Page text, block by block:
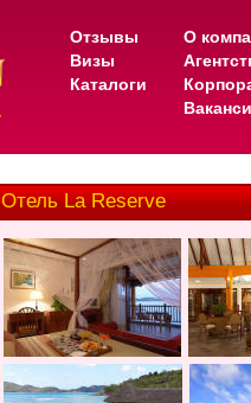
Отзывы
Визы
Каталоги
О
Отель La Reserve